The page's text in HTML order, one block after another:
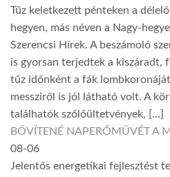
Tűz keletkezett pénteken a
hegyen, más néven a Nagy-
Szerencsi Hírek. A beszámoló
is gyorsan terjedtek a kiszáradt,
tűz időnként a fák
messziről is jól látható volt. A
találhatók szőlőültetvények, […]
BŐVÍTENÉ NAPERŐMŰVÉT A
08-06
Jelentős energetikai fejlesztést